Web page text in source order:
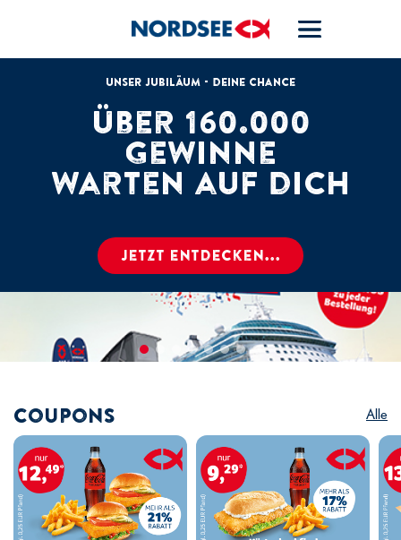
Unser Jubiläum - deine Chance
Über 160.000
Gewinne
warten auf dich
Jetzt entdecken...
Coupons Alle